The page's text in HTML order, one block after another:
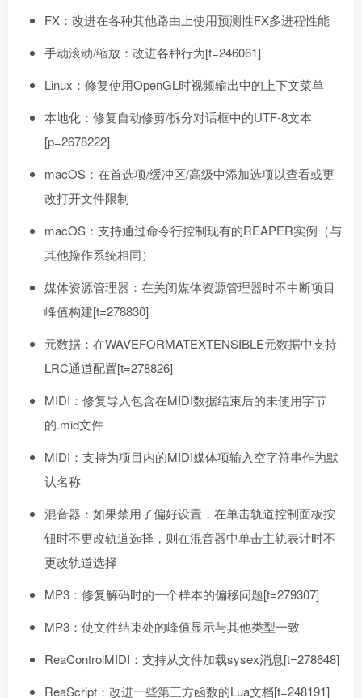
FX：改进在各种其他路由上使用预测性FX多进程性能
手动滚动/缩放：改进各种行为[t=246061]
Linux：修复使用OpenGL时视频输出中的上下文菜单
本地化：修复自动修剪/拆分对话框中的UTF-8文本
[p=2678222]
macOS：在首选项/缓冲区/高级中添加选项以查看或更
改打开文件限制
macOS：支持通过命令行控制现有的REAPER实例（与
其他操作系统相同）
媒体资源管理器：在关闭媒体资源管理器时不中断项目
峰值构建[t=278830]
元数据：在WAVEFORMATEXTENSIBLE元数据中支持
LRC通道配置[t=278826]
MIDI：修复导入包含在MIDI数据结束后的未使用字节
的.mid文件
MIDI：支持为项目内的MIDI媒体项输入空字符串作为默
认名称
混音器：如果禁用了偏好设置，在单击轨道控制面板按
钮时不更改轨道选择，则在混音器中单击主轨表计时不
更改轨道选择
MP3：修复解码时的一个样本的偏移问题[t=279307]
MP3：使文件结束处的峰值显示与其他类型一致
ReaControlMIDI：支持从文件加载sysex消息[t=278648]
ReaScript：改进一些第三方函数的Lua文档[t=248191]